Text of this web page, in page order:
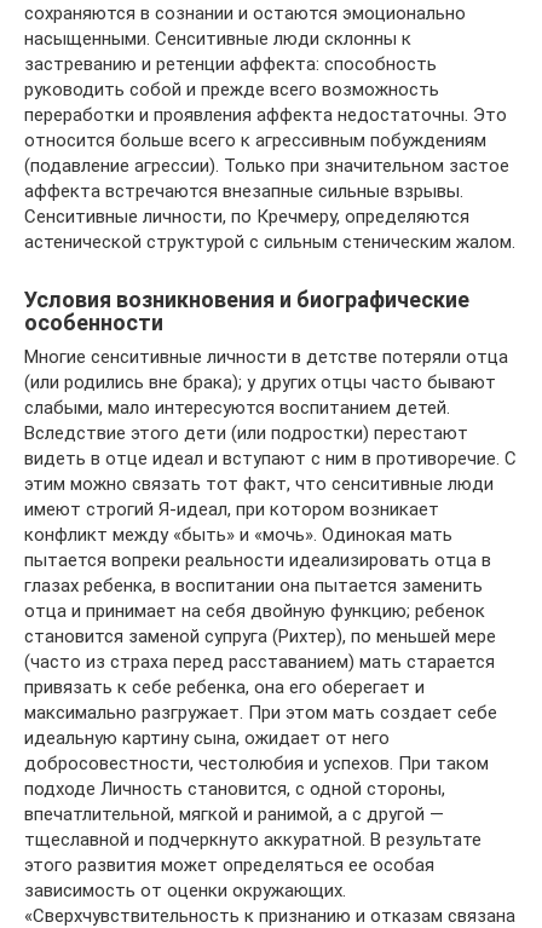
сохраняются в сознании и остаются эмоционально
насыщенными. Сенситивные люди склонны к
застреванию и ретенции аффекта: способность
руководить собой и прежде всего возможность
переработки и проявления аффекта недостаточны. Это
относится больше всего к агрессивным побуждениям
(подавление агрессии). Только при значительном застое
аффекта встречаются внезапные сильные взрывы.
Сенситивные личности, по Кречмеру, определяются
астенической структурой с сильным стеническим жалом.
Условия возникновения и биографические
особенности
Многие сенситивные личности в детстве потеряли отца
(или родились вне брака); у других отцы часто бывают
слабыми, мало интересуются воспитанием детей.
Вследствие этого дети (или подростки) перестают
видеть в отце идеал и вступают с ним в противоречие. С
этим можно связать тот факт, что сенситивные люди
имеют строгий Я-идеал, при котором возникает
конфликт между «быть» и «мочь». Одинокая мать
пытается вопреки реальности идеализировать отца в
глазах ребенка, в воспитании она пытается заменить
отца и принимает на себя двойную функцию; ребенок
становится заменой супруга (Рихтер), по меньшей мере
(часто из страха перед расставанием) мать старается
привязать к себе ребенка, она его оберегает и
максимально разгружает. При этом мать создает себе
идеальную картину сына, ожидает от него
добросовестности, честолюбия и успехов. При таком
подходе Личность становится, с одной стороны,
впечатлительной, мягкой и ранимой, а с другой —
тщеславной и подчеркнуто аккуратной. В результате
этого развития может определяться ее особая
зависимость от оценки окружающих.
«Сверхчувствительность к признанию и отказам связана